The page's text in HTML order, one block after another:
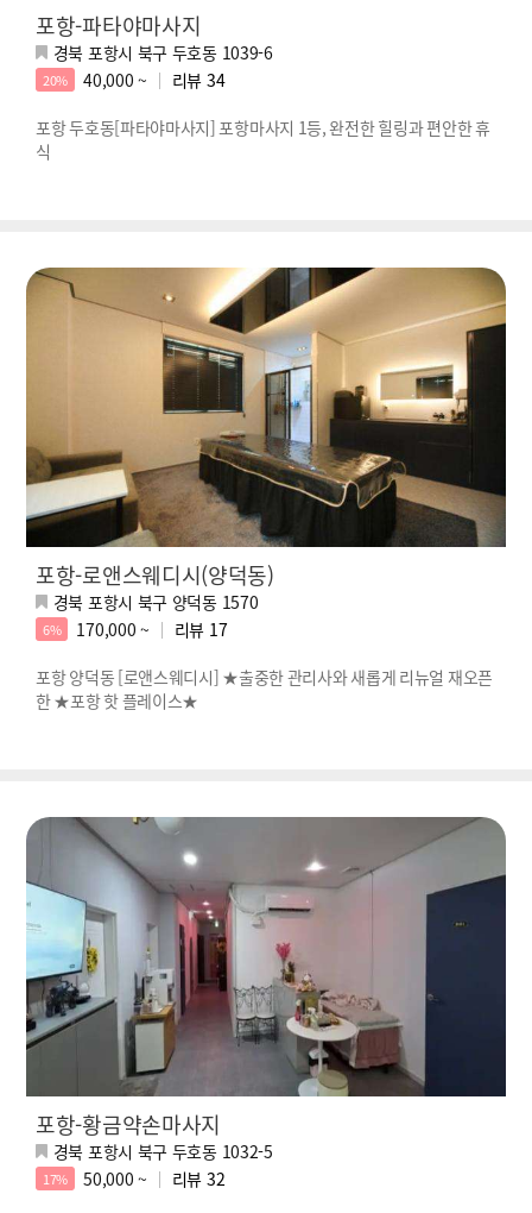
포항-파타야마사지
경북 포항시 북구 두호동 1039-6
20% 40,000 ~ 리뷰 34
포항 두호동[파타야마사지] 포항마사지 1등, 완전한 힐링과 편안한 휴
식
포항-로앤스웨디시(양덕동)
경북 포항시 북구 양덕동 1570
6% 170,000 ~ 리뷰 17
포항 양덕동 [로앤스웨디시] ★출중한 관리사와 새롭게 리뉴얼 재오픈
한 ★포항 핫 플레이스★
포항-황금약손마사지
경북 포항시 북구 두호동 1032-5
17% 50,000 ~ 리뷰 32